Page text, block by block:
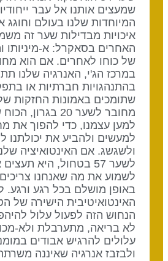
שמעצים אותנו אל עבר
המיוחדות שלנו בעולם וחוגג
איכויות מבדילות שער זה
האחרים בסאקרל: א-מיניותו
במרכז הג'י, האנרגיה שלנו
בהתנהגויות חברתיות או
שתומכים באמונות החזקות
מחובר לשער 20 בגרון,
למען עצמנו, כדי להפוך את
למעשים ולהביע את יכולתנו
ולשגשג. אם האינטואיציה
לשער 57 בטחול, היא תעצים
לשמוע את מה שאנחנו צריכים
באופן מושלם בכל רגע ורגע.
האינטואיטיבית הישירה של
הנחוש הזה לפעול עלול
לא בריאה, מתערבלת ולא-
עלולים להרגיש אבודים
ולבזבז אנרגיה שאיננה